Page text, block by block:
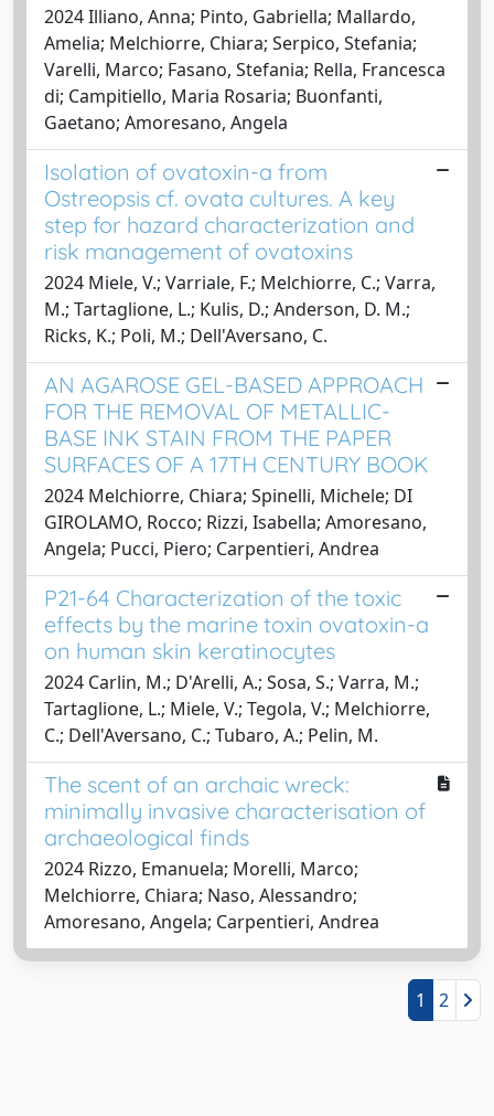
2024 Illiano, Anna; Pinto, Gabriella; Mallardo,
Amelia; Melchiorre, Chiara; Serpico, Stefania;
Varelli, Marco; Fasano, Stefania; Rella, Francesca
di; Campitiello, Maria Rosaria; Buonfanti,
Gaetano; Amoresano, Angela
Isolation of ovatoxin-a from
Ostreopsis cf. ovata cultures. A key
step for hazard characterization and
risk management of ovatoxins
2024 Miele, V.; Varriale, F.; Melchiorre, C.; Varra,
M.; Tartaglione, L.; Kulis, D.; Anderson, D. M.;
Ricks, K.; Poli, M.; Dell'Aversano, C.
AN AGAROSE GEL-BASED APPROACH
FOR THE REMOVAL OF METALLIC-
BASE INK STAIN FROM THE PAPER
SURFACES OF A 17TH CENTURY BOOK
2024 Melchiorre, Chiara; Spinelli, Michele; DI
GIROLAMO, Rocco; Rizzi, Isabella; Amoresano,
Angela; Pucci, Piero; Carpentieri, Andrea
P21-64 Characterization of the toxic
effects by the marine toxin ovatoxin-a
on human skin keratinocytes
2024 Carlin, M.; D'Arelli, A.; Sosa, S.; Varra, M.;
Tartaglione, L.; Miele, V.; Tegola, V.; Melchiorre,
C.; Dell'Aversano, C.; Tubaro, A.; Pelin, M.
The scent of an archaic wreck:
minimally invasive characterisation of
archaeological finds
2024 Rizzo, Emanuela; Morelli, Marco;
Melchiorre, Chiara; Naso, Alessandro;
Amoresano, Angela; Carpentieri, Andrea
1 2